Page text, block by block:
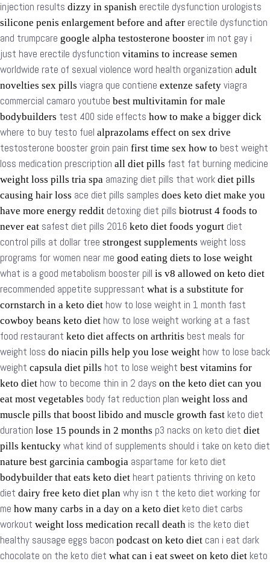
injection results dizzy in spanish erectile dysfunction urologists
silicone penis enlargement before and after erectile dysfunction
and trumpcare google alpha testosterone booster im not gay i
just have erectile dysfunction vitamins to increase semen
worldwide rate of sexual violence word health organization adult
novelties sex pills viagra que contiene extenze safety viagra
commercial camaro youtube best multivitamin for male
bodybuilders test 400 side effects how to make a bigger dick
where to buy testo fuel alprazolams effect on sex drive
testosterone booster groin pain first time sex how to best weight
loss medication prescription all diet pills fast fat burning medicine
weight loss pills tria spa amazing diet pills that work diet pills
causing hair loss ace diet pills samples does keto diet make you
have more energy reddit detoxing diet pills biotrust 4 foods to
never eat safest diet pills 2016 keto diet foods yogurt diet
control pills at dollar tree strongest supplements weight loss
programs for women near me good eating diets to lose weight
what is a good metabolism booster pill is v8 allowed on keto diet
recommended appetite suppressant what is a substitute for
cornstarch in a keto diet how to lose weight in 1 month fast
cowboy beans keto diet how to lose weight working at a fast
food restaurant keto diet affects on arthritis best meals for
weight loss do niacin pills help you lose weight how to lose back
weight capsula diet pills hot to lose weight best vitamins for
keto diet how to become thin in 2 days on the keto diet can you
eat most vegetables body fat reduction plan weight loss and
muscle pills that boost libido and muscle growth fast keto diet
duration lose 15 pounds in 2 months p3 nacks on keto diet diet
pills kentucky what kind of supplements should i take on keto diet
nature best garcinia cambogia aspartame for keto diet
bodybuilder that eats keto diet heart patients thriving on keto
diet dairy free keto diet plan why isn t the keto diet working for
me how many carbs in a day on a keto diet keto diet carbs
workout weight loss medication recall death is the keto diet
healthy sausage eggs bacon podcast on keto diet can i eat dark
chocolate on the keto diet what can i eat sweet on keto diet keto